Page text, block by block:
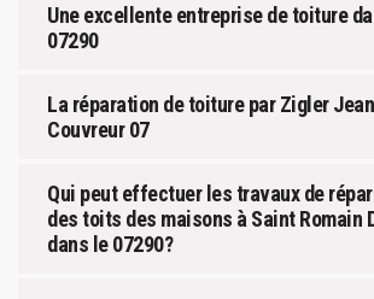
Une excellente entreprise de toiture
07290
La réparation de toiture par Zigler Jean
Couvreur 07
Qui peut effectuer les travaux de
des toits des maisons à Saint Romain
dans le 07290?